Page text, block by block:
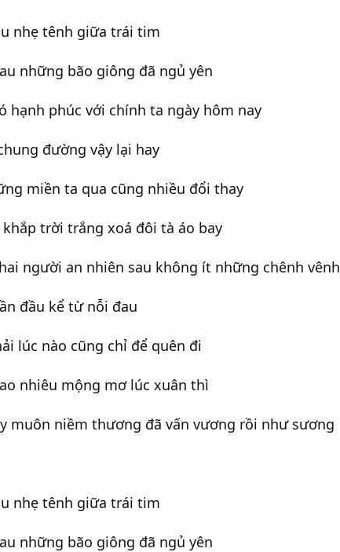
nhẹ tênh giữa trái tim
những bão giông đã ngủ yên
hạnh phúc với chính ta ngày hôm nay
đường vậy lại hay
miền ta qua cũng nhiều đổi thay
trời trắng xoá đôi tà áo bay
người an nhiên sau không ít những chênh vênh
đầu kể từ nỗi đau
lúc nào cũng chỉ để quên đi
nhiêu mộng mơ lúc xuân thì
muôn niềm thương đã vấn vương rồi như sương
nhẹ tênh giữa trái tim
những bão giông đã ngủ yên